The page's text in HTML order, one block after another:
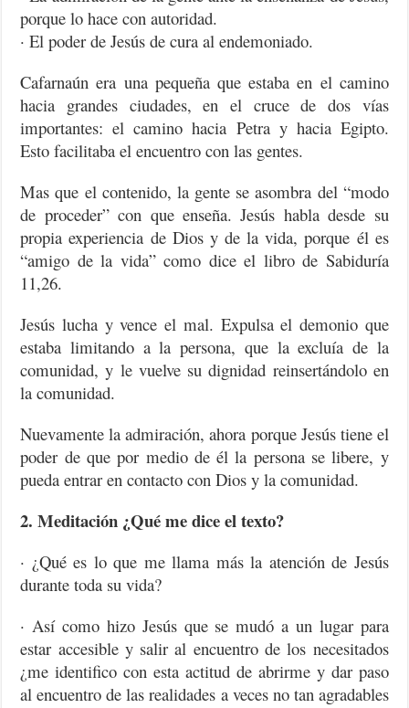
porque lo hace con autoridad.
· El poder de Jesús de cura al endemoniado.
Cafarnaún era una pequeña que estaba en el camino
hacia grandes ciudades, en el cruce de dos vías
importantes: el camino hacia Petra y hacia Egipto.
Esto facilitaba el encuentro con las gentes.
Mas que el contenido, la gente se asombra del “modo
de proceder” con que enseña. Jesús habla desde su
propia experiencia de Dios y de la vida, porque él es
“amigo de la vida” como dice el libro de Sabiduría
11,26.
Jesús lucha y vence el mal. Expulsa el demonio que
estaba limitando a la persona, que la excluía de la
comunidad, y le vuelve su dignidad reinsertándolo en
la comunidad.
Nuevamente la admiración, ahora porque Jesús tiene el
poder de que por medio de él la persona se libere, y
pueda entrar en contacto con Dios y la comunidad.
2. Meditación ¿Qué me dice el texto?
· ¿Qué es lo que me llama más la atención de Jesús
durante toda su vida?
· Así como hizo Jesús que se mudó a un lugar para
estar accesible y salir al encuentro de los necesitados
¿me identifico con esta actitud de abrirme y dar paso
al encuentro de las realidades a veces no tan agradables